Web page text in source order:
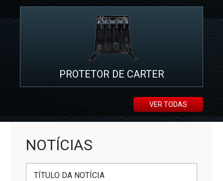
PROTETOR DE CARTER
VER TODAS
NOTÍCIAS
TÍTULO DA NOTÍCIA